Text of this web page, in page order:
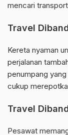
mencari
Travel
Kereta nyaman
perjalanan
penumpang
cukup
Travel
Pesawat